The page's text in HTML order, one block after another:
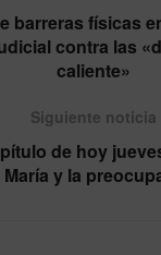
barreras físicas
contra las
caliente»
Siguiente noticia
de hoy
y la